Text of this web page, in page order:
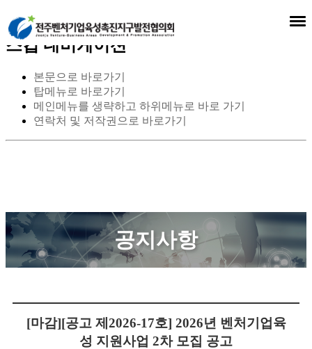
스킵 네비게이션
본문으로 바로가기
탑메뉴로 바로가기
메인메뉴를 생략하고 하위메뉴로 바로 가기
연락처 및 저작권으로 바로가기
공지사항
[마감][공고 제2026-17호] 2026년 벤처기업육
성 지원사업 2차 모집 공고